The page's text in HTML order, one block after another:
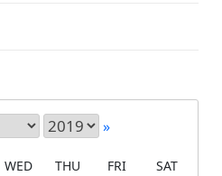
»
WED THU FRI SAT